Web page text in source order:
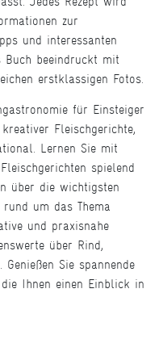
zur
und interessanten
Buch beeindruckt mit
erstklassigen Fotos.
für Einsteiger
Fleischgerichte,
Lernen Sie mit
spielend
über die wichtigsten
rund um das Thema
und praxisnahe
über Rind,
Sie spannende
Ihnen einen Einblick in